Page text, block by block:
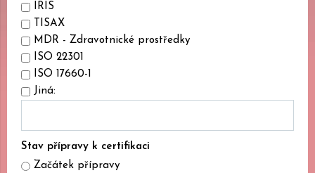
IRIS
TISAX
MDR - Zdravotnické prostředky
ISO 22301
ISO 17660-1
Jiná:
Stav přípravy k certifikaci
Začátek přípravy